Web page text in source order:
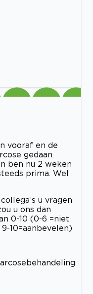
vooraf en de
gedaan.
ben nu 2 weken
prima. Wel
u vragen
u ons dan
0-10 (0-6 =niet
10=aanbevelen)